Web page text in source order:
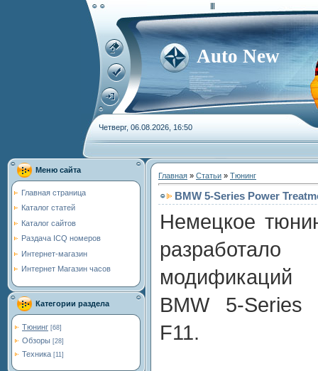
Auto New
Четверг, 06.08.2026, 16:50
Меню сайта
Главная страница
Каталог статей
Каталог сайтов
Раздача ICQ номеров
Интернет-магазин
Интернет Магазин часов
Категории раздела
Тюнинг [68]
Обзоры [28]
Техника [11]
Главная » Статьи » Тюнинг
BMW 5-Series Power
Немецкое
разработало
модификаций
BMW 5-Series
F11.